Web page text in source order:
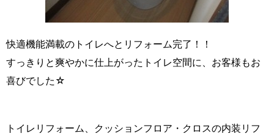
快適機能満載のトイレへとリフォーム完了！！
すっきりと爽やかに仕上がったトイレ空間に、お客様もお
喜びでした☆
トイレリフォーム、クッションフロア・クロスの内装リフ